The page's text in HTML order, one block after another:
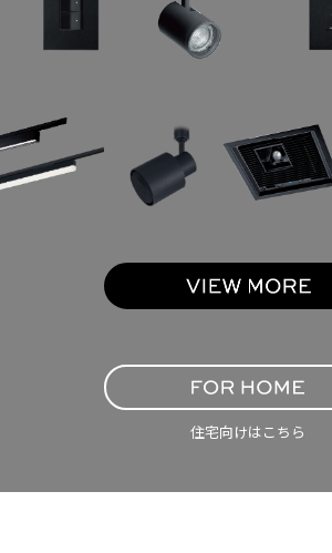
住宅向けはこちら